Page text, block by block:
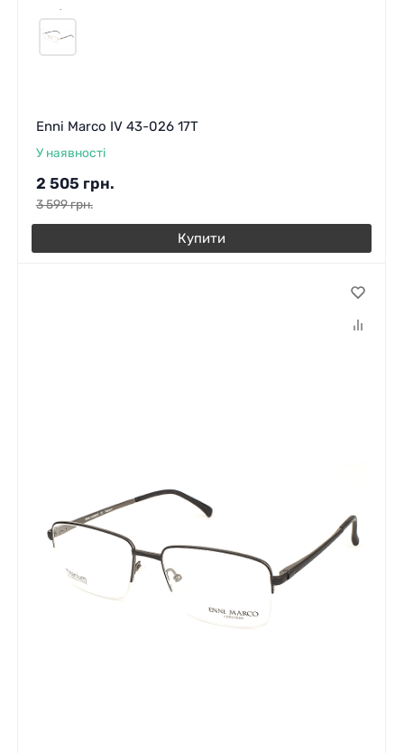
Enni Marco IV 43-026 17T
У наявності
2 505 грн.
3 599грн.
Купити